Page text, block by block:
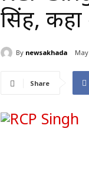
सिंह, कहा
By newsakhada
Share